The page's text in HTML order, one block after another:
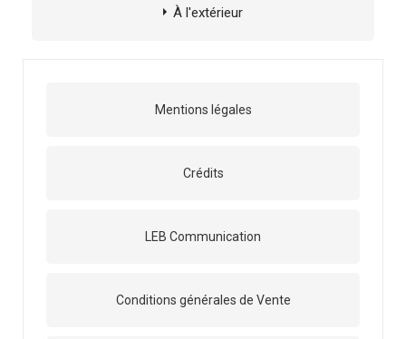
À l'extérieur
Mentions légales
Crédits
LEB Communication
Conditions générales de Vente